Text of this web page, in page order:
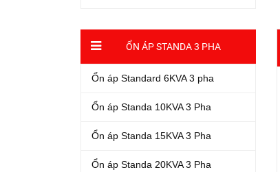
ỔN ÁP STANDA 3 PHA
Ổn áp Standard 6KVA 3 pha
Ổn áp Standa 10KVA 3 Pha
Ổn áp Standa 15KVA 3 Pha
Ổn áp Standa 20KVA 3 Pha